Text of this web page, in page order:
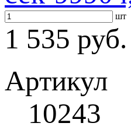
шт
1 535 руб.
Артикул
10243